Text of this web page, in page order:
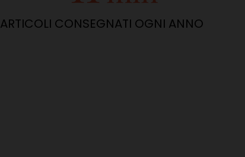
ARTICOLI CONSEGNATI OGNI ANNO